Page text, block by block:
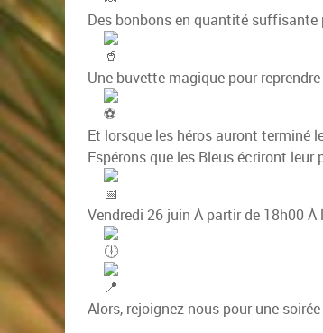
Des bonbons en quantité suffisante
Une buvette magique pour
Et lorsque les héros auront terminé
Espérons que les Bleus écriront
Vendredi 26 juin À partir de 18h00 À
Alors, rejoignez-nous pour une